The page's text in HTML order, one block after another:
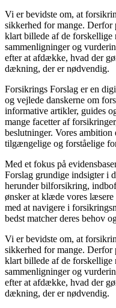
Vi er bevidste om, at
sikkerhed for mange.
klart billede af de
sammenligninger og
efter at afdække, hvad der
dækning, der er nødvendig.
Forsikrings Forslag er en
og vejlede danskerne om
informative artikler, guides
mange facetter af
beslutninger. Vores ambition
tilgængelige og forståelige
Med et fokus på
Forslag grundige indsigter i
herunder bilforsikring,
ønsker at klæde vores
med at navigere i
bedst matcher deres behov
Vi er bevidste om, at
sikkerhed for mange.
klart billede af de
sammenligninger og
efter at afdække, hvad der
dækning, der er nødvendig.